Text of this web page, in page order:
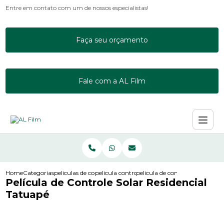
Entre em contato com um de nossos especialistas!
Faça seu orçamento
Fale com a AL Film
HomeCategoriaspeliculas de controle solarpelicula controle solar incolor
pelicula de controle solar
Película de Controle Solar Residencial
Tatuapé